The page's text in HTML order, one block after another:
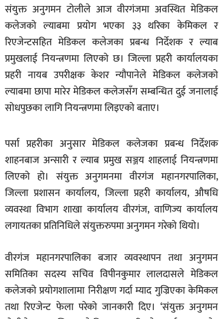
अन्य
समाज
शिक्षा
विचार
स्वास्थ्य
संयुक्त अनुगमन टोलीले आज वीरगंजमा अवस्थित मेडिकल
कलेजको ल्याबमा प्रयोग भएका ३३ थरिका केमिकल र
रिएजेन्टसहित मेडिकल कलेजका प्रबन्ध निर्देशक र ल्याब
प्रमुखलाई नियन्त्रणमा लिएको छ। जिल्ला प्रहरी कार्यालयका
प्रहरी नायब उपरीक्षक केशर न्यौपानेले मेडिकल कलेजको
ल्याबमा छापा मारेर मेडिकल कलेजसँग सम्बन्धित दुई जनालाई
सोधपुछका लागि नियन्त्रणमा लिइएको बताए।
पर्सा प्रहरीका अनुसार मेडिकल कलेजका प्रबन्ध निर्देशक
शाहनबाज अन्सारी र ल्याब प्रमुख सञ्जय शाहलाई नियन्त्रणमा
लिएको हो। संयुक्त अनुगमनमा वीरगंज महानगरपालिका,
जिल्ला प्रशासन कार्यालय, जिल्ला प्रहरी कार्यालय, औषधि
व्यवस्था विभाग शाखा कार्यालय वीरगंज, वाणिज्य कार्यालय
लगायतका प्रतिनिधिले संयुक्तरुपमा अनुगमन गरेको थियो।
वीरगंज महानगरपालिका बजार व्यवस्थापन तथा अनुगमन
समितिका सदस्य सचिव विपीनकुमार लालदासले मेडिकल
कलेजको प्रयोगशालामा निरीक्षण गर्दा म्याद गुज्रिएका केमिकल
तथा रिएजेन्ट फेला परेको जानकारी दिए। ‘संयुक्त अनुगमन